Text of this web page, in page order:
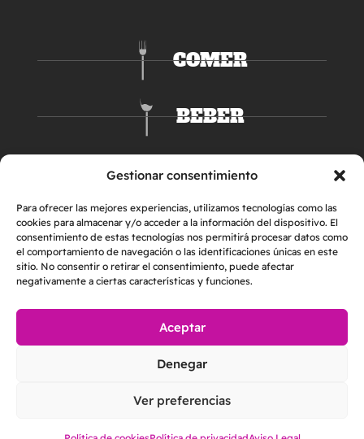
Gestionar consentimiento
Para ofrecer las mejores experiencias, utilizamos tecnologías como las
cookies para almacenar y/o acceder a la información del dispositivo. El
consentimiento de estas tecnologías nos permitirá procesar datos como
el comportamiento de navegación o las identificaciones únicas en este
sitio. No consentir o retirar el consentimiento, puede afectar
negativamente a ciertas características y funciones.
Aceptar
Denegar
Ver preferencias
COMER
BEBER
DORMIR
2026 © Helper & Friends S.L. | Todos los derechos reservados